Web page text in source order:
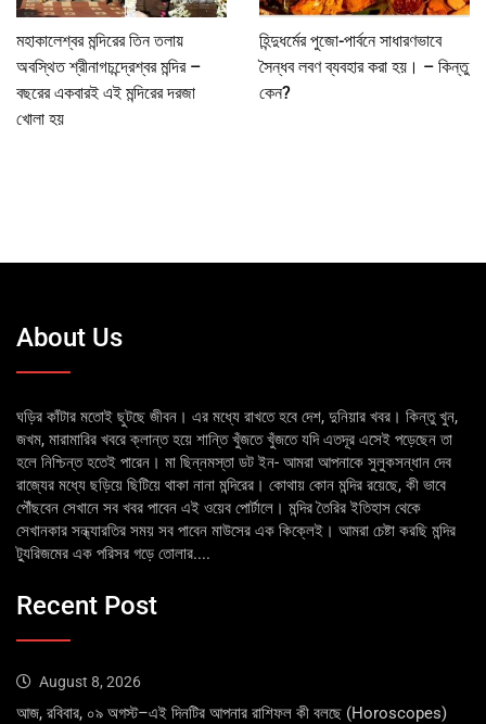
মহাকালেশ্বর মন্দিরের তিন তলায়
অবস্থিত শ্রীনাগচন্দ্রেশ্বর মন্দির –
বছরের একবারই এই মন্দিরের দরজা
খোলা হয়
হিন্দুধর্মের পুজো-পার্বনে সাধারণভাবে
সৈন্ধব লবণ ব্যবহার করা হয়। – কিন্তু
কেন?
About Us
ঘড়ির কাঁটার মতোই ছুটছে জীবন। এর মধ্যে রাখতে হবে দেশ, দুনিয়ার খবর। কিন্তু খুন,
জখম, মারামারির খবরে ক্লান্ত হয়ে শান্তি খুঁজতে খুঁজতে যদি এতদূর এসেই পড়েছেন তা
হলে নিশ্চিন্ত হতেই পারেন। মা ছিন্নমস্তা ডট ইন- আমরা আপনাকে সুলুকসন্ধান দেব
রাজ্যের মধ্যে ছড়িয়ে ছিটিয়ে থাকা নানা মন্দিরের। কোথায় কোন মন্দির রয়েছে, কী ভাবে
পৌঁছবেন সেখানে সব খবর পাবেন এই ওয়েব পোর্টালে। মন্দির তৈরির ইতিহাস থেকে
সেখানকার সন্ধ্যারতির সময় সব পাবেন মাউসের এক কিক্লেই। আমরা চেষ্টা করছি মন্দির
ট্যুরিজমের এক পরিসর গড়ে তোলার....
Recent Post
August 8, 2026
আজ, রবিবার, ০৯ অগস্ট–এই দিনটির আপনার রাশিফল কী বলছে (Horoscopes)